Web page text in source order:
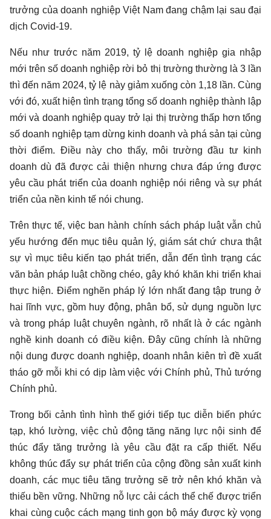
trưởng của doanh nghiệp Việt Nam đang chậm lại sau đại
dịch Covid-19.
Nếu như trước năm 2019, tỷ lệ doanh nghiệp gia nhập
mới trên số doanh nghiệp rời bỏ thị trường thường là 3 lần
thì đến năm 2024, tỷ lệ này giảm xuống còn 1,18 lần. Cùng
với đó, xuất hiện tình trạng tổng số doanh nghiệp thành lập
mới và doanh nghiệp quay trở lại thị trường thấp hơn tổng
số doanh nghiệp tạm dừng kinh doanh và phá sản tại cùng
thời điểm. Điều này cho thấy, môi trường đầu tư kinh
doanh dù đã được cải thiện nhưng chưa đáp ứng được
yêu cầu phát triển của doanh nghiệp nói riêng và sự phát
triển của nền kinh tế nói chung.
Trên thực tế, việc ban hành chính sách pháp luật vẫn chủ
yếu hướng đến mục tiêu quản lý, giám sát chứ chưa thật
sự vì mục tiêu kiến tạo phát triển, dẫn đến tình trạng các
văn bản pháp luật chồng chéo, gây khó khăn khi triển khai
thực hiện. Điểm nghẽn pháp lý lớn nhất đang tập trung ở
hai lĩnh vực, gồm huy động, phân bổ, sử dụng nguồn lực
và trong pháp luật chuyên ngành, rõ nhất là ở các ngành
nghề kinh doanh có điều kiện. Đây cũng chính là những
nội dung được doanh nghiệp, doanh nhân kiên trì đề xuất
tháo gỡ mỗi khi có dịp làm việc với Chính phủ, Thủ tướng
Chính phủ.
Trong bối cảnh tình hình thế giới tiếp tục diễn biến phức
tạp, khó lường, việc chủ động tăng năng lực nội sinh để
thúc đẩy tăng trưởng là yêu cầu đặt ra cấp thiết. Nếu
không thúc đẩy sự phát triển của cộng đồng sản xuất kinh
doanh, các mục tiêu tăng trưởng sẽ trở nên khó khăn và
thiếu bền vững. Những nỗ lực cải cách thể chế được triển
khai cùng cuộc cách mạng tinh gọn bộ máy được kỳ vọng